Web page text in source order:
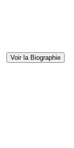
Voir la Biographie